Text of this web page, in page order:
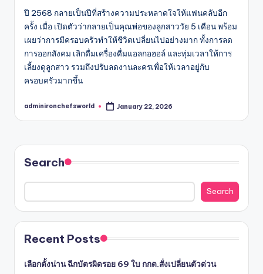
ปี 2568 กลายเป็นปีที่สร้างความประหลาดใจให้แฟนคลับอีก
ครั้ง เมื่อ เปิดตัวว่ากลายเป็นคุณพ่อของลูกสาววัย 5 เดือน พร้อม
เผยว่าการมีครอบครัวทำให้ชีวิตเปลี่ยนไปอย่างมาก ทั้งการลด
การออกสังคม เลิกดื่มเครื่องดื่มแอลกอฮอล์ และทุ่มเวลาให้การ
เลี้ยงดูลูกสาว รวมถึงปรับลดงานละครเพื่อให้เวลาอยู่กับ
ครอบครัวมากขึ้น
Posted
adminironchefsworld January 22, 2026
Search
Search
Recent Posts
เลือกตั้งน่าน ฉีกบัตรผิดรอย 69 ใบ กกต.สั่งเปลี่ยนตัวด่วน